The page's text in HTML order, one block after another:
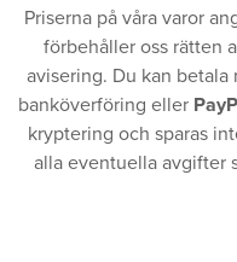
Priserna på våra varor
förbehåller oss rätten
avisering. Du kan
banköverföring eller
kryptering och sparas
alla eventuella avgifter